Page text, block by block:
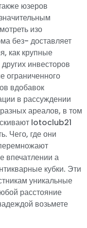
юзеров
изо
без- доставляет
как крупные
инвесторов
ограниченного
вдобавок
в рассуждении
ареалов, в том
lotoclub21
Чего, где они
впечатлении а
кубки. Эти
уникальные
расстояние
возьмете